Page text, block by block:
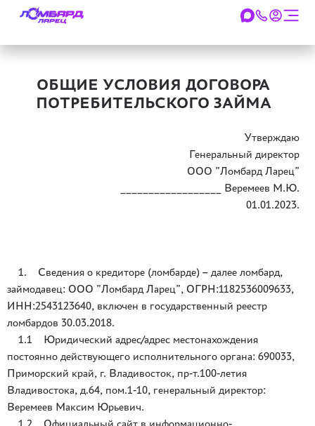
ОБЩИЕ УСЛОВИЯ ДОГОВОРА
ПОТРЕБИТЕЛЬСКОГО ЗАЙМА
Утверждаю
Генеральный директор
ООО ”Ломбард Ларец”
__________________ Веремеев М.Ю.
01.01.2023.
1. Сведения о кредиторе (ломбарде) – далее ломбард,
займодавец: ООО ”Ломбард Ларец”, ОГРН:1182536009633,
ИНН:2543123640, включен в государственный реестр
ломбардов 30.03.2018.
1.1 Юридический адрес/адрес местонахождения
постоянно действующего исполнительного органа: 690033,
Приморский край, г. Владивосток, пр-т.100-летия
Владивостока, д.64, пом.1-10, генеральный директор:
Веремеев Максим Юрьевич.
1.2 Официальный сайт в информационно-